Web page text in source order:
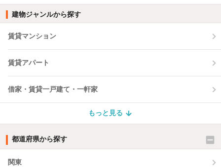
建物ジャンルから探す
賃貸マンション
賃貸アパート
借家・賃貸一戸建て・一軒家
もっと見る
都道府県から探す
関東